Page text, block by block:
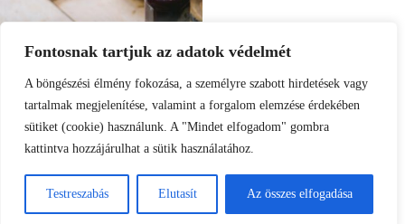
Fontosnak tartjuk az adatok védelmét
A böngészési élmény fokozása, a személyre szabott hirdetések vagy
tartalmak megjelenítése, valamint a forgalom elemzése érdekében
sütiket (cookie) használunk. A "Mindet elfogadom" gombra
kattintva hozzájárulhat a sütik használatához.
Testreszabás Elutasít Az összes elfogadása